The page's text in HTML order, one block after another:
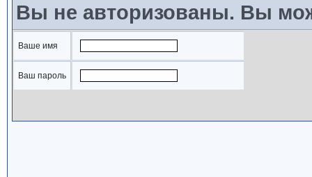
Вы не авторизованы. Вы
Ваше имя
Ваш пароль